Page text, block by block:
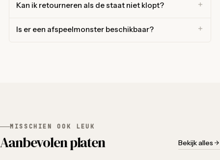
Kan ik retourneren als de staat niet klopt?
Is er een afspeelmonster beschikbaar?
MISSCHIEN OOK LEUK
Aanbevolen platen Bekijk alles